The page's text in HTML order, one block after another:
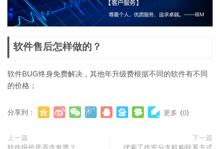
软件售后怎样做的？
软件BUG终身免费解决，其他年升级费根据不同的软件有不同
的价格；
分享到： 更多 (0)
上一篇
下一篇